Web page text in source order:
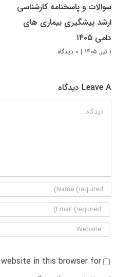
سوالات و پاسخنامه کارشناسی
ارشد پیشگیری بیماری های
دامی ۱۴۰۵
۱ تیر, ۱۴۰۵ | ۰ دیدگاه
Leave A دیدگاه
دیدگاه
website in this browser for